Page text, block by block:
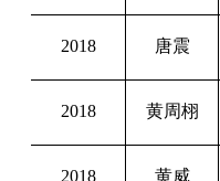
2018 唐震
2018 黄周栩
2018 黄威